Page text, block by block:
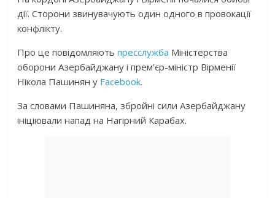
дії. Сторони звинувачують один одного в провокації
конфлікту.
Про це повідомляютьпресслужба Міністерства
оборони Азербайджану і прем’єр-міністр Вірменії
Нікола Пашинян у Facebook.
За словами Пашиняна, збройні сили Азербайджану
ініціювали напад на Нагірний Карабах.